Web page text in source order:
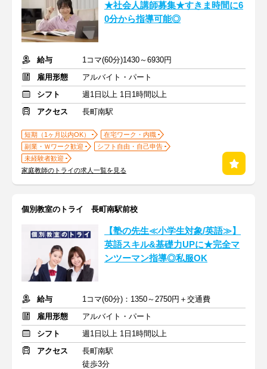
★社会人講師募集★すきま時間に6
0分から指導可能◎
給与
1コマ(60分)1430～6930円
雇用形態
アルバイト・パート
シフト
週1日以上 1日1時間以上
アクセス
長町南駅
短期（1ヶ月以内OK）
在宅ワーク・内職
副業・Ｗワーク歓迎
シフト自由・自己申告
未経験者歓迎
家庭教師のトライの求人一覧を見る
個別教室のトライ 長町南駅前校
【塾の先生≪小学生対象/英語≫】
英語スキル&基礎力UPに★完全マ
ンツーマン指導◎私服OK
給与
1コマ(60分)：1350～2750円＋交通費
雇用形態
アルバイト・パート
シフト
週1日以上 1日1時間以上
アクセス
長町南駅
徒歩3分